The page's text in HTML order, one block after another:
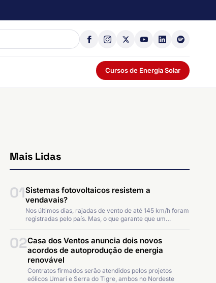
Cursos de Energia Solar
Mais Lidas
01Sistemas fotovoltaicos resistem a
vendavais?
Nos últimos dias, rajadas de vento de até 145 km/h foram
registradas pelo país. Mas, o que garante que um…
02Casa dos Ventos anuncia dois novos
acordos de autoprodução de energia
renovável
Contratos firmados serão atendidos pelos projetos
eólicos Umari e Serra do Tigre, ambos no Nordeste